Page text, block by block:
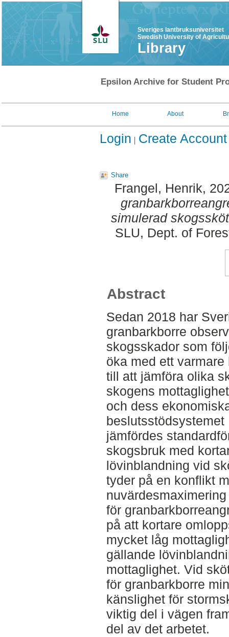
Sveriges lantbruksuniversitet
Swedish University of
Library
Epsilon Archive for Student
Home About
Login Create Account
Share
Frangel, Henrik,
simulerad
SLU, Dept. of
Abstract
Sedan 2018 har
granbarkborre
skogsskador som
öka med ett
till att jämföra olika
skogens
och dess
jämfördes
skogsbruk med
lövinblandning vid
tyder på en konflikt
för
på att kortare
mycket låg
gällande
mottaglighet. Vid
för granbarkborre
känslighet för
viktig del i vägen
del av det arbetet.